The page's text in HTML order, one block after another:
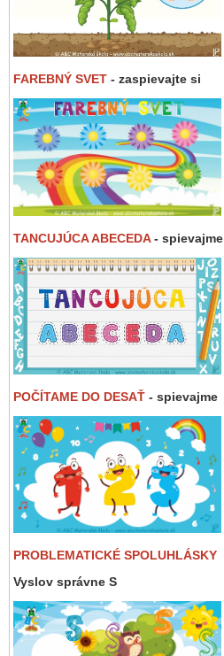
FAREBNÝ SVET - zaspievajte si
TANCUJÚCA ABECEDA- spievajme
POČÍTAME DO DESAŤ - spievajme
PROBLEMATICKÉ SPOLUHLÁSKY
Vyslov správne S